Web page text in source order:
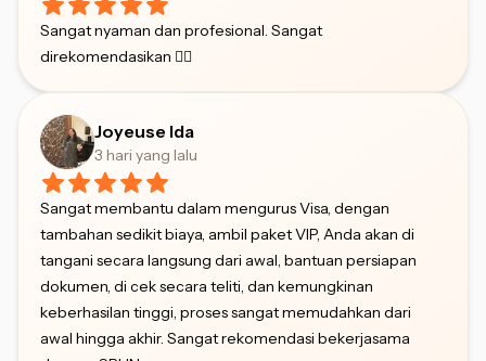
Sangat nyaman dan profesional. Sangat
direkomendasikan 👍🏻
Joyeuse Ida
3 hari yang lalu
Sangat membantu dalam mengurus Visa, dengan
tambahan sedikit biaya, ambil paket VIP, Anda akan di
tangani secara langsung dari awal, bantuan persiapan
dokumen, di cek secara teliti, dan kemungkinan
keberhasilan tinggi, proses sangat memudahkan dari
awal hingga akhir. Sangat rekomendasi bekerjasama